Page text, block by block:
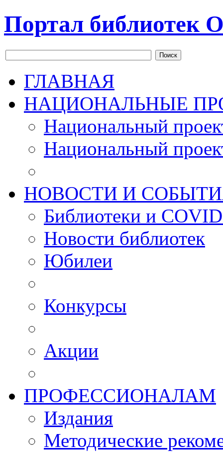
Портал библиотек
Поиск
ГЛАВНАЯ
НАЦИОНАЛЬНЫЕ
Национальный
Национальный
НОВОСТИ И
Библиотеки и
Новости библиотек
Юбилеи
Конкурсы
Акции
ПРОФЕССИОНАЛАМ
Издания
Методические